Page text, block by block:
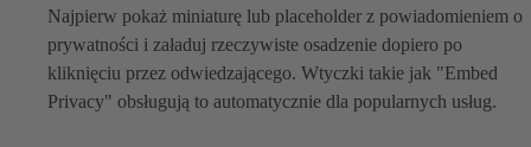
Najpierw pokaż miniaturę lub placeholder z powiadomieniem o
prywatności i załaduj rzeczywiste osadzenie dopiero po
kliknięciu przez odwiedzającego. Wtyczki takie jak "Embed
Privacy" obsługują to automatycznie dla popularnych usług.